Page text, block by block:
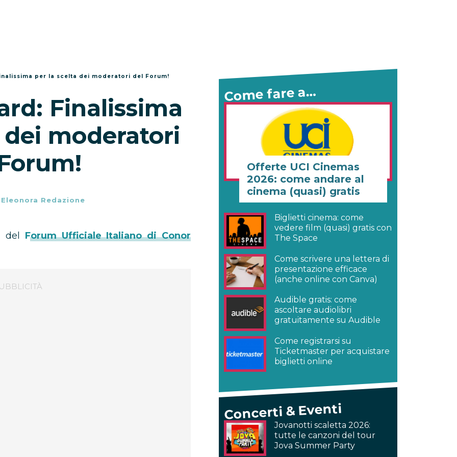
per la scelta dei moderatori del Forum!
Finalissima
moderatori
Eleonora Redazione
del Forum Ufficiale Italiano di Conor
Come fare a…
Offerte UCI Cinemas
2026: come andare al
cinema (quasi) gratis
Biglietti cinema: come
vedere film (quasi) gratis con
The Space
Come scrivere una lettera di
presentazione efficace
(anche online con Canva)
Audible gratis: come
ascoltare audiolibri
gratuitamente su Audible
Come registrarsi su
Ticketmaster per acquistare
biglietti online
Concerti & Eventi
Jovanotti scaletta 2026:
tutte le canzoni del tour
Jova Summer Party